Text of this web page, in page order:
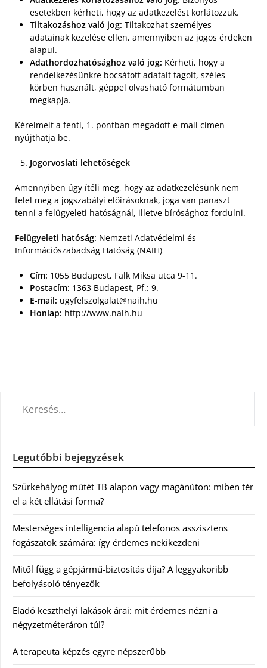
esetekben kérheti, hogy az adatkezelést korlátozzuk.
Tiltakozáshoz való jog: Tiltakozhat személyes
adatainak kezelése ellen, amennyiben az jogos érdeken
alapul.
Adathordozhatósághoz való jog: Kérheti, hogy a
rendelkezésünkre bocsátott adatait tagolt, széles
körben használt, géppel olvasható formátumban
megkapja.
Kérelmeit a fenti, 1. pontban megadott e-mail címen
nyújthatja be.
Jogorvoslati lehetőségek
Amennyiben úgy ítéli meg, hogy az adatkezelésünk nem
felel meg a jogszabályi előírásoknak, joga van panaszt
tenni a felügyeleti hatóságnál, illetve bírósághoz fordulni.
Felügyeleti hatóság: Nemzeti Adatvédelmi és
Információszabadság Hatóság (NAIH)
Cím: 1055 Budapest, Falk Miksa utca 9-11.
Postacím: 1363 Budapest, Pf.: 9.
E-mail: ugyfelszolgalat@naih.hu
Honlap: http://www.naih.hu
Legutóbbi bejegyzések
Szürkehályog műtét TB alapon vagy magánúton: miben tér
el a két ellátási forma?
Mesterséges intelligencia alapú telefonos asszisztens
fogászatok számára: így érdemes nekikezdeni
Mitől függ a gépjármű-biztosítás díja? A leggyakoribb
befolyásoló tényezők
Eladó keszthelyi lakások árai: mit érdemes nézni a
négyzetméteráron túl?
A terapeuta képzés egyre népszerűbb